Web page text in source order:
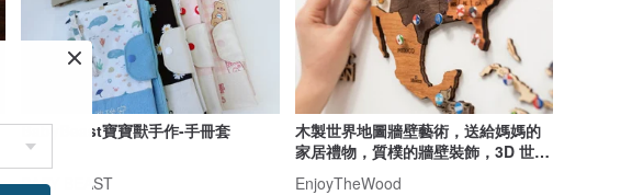
BabyBeast寶寶獸手作-手冊套
BABY BEAST
木製世界地圖牆壁藝術，送給媽媽的
家居禮物，質樸的牆壁裝飾，3D 世界
地圖
EnjoyTheWood